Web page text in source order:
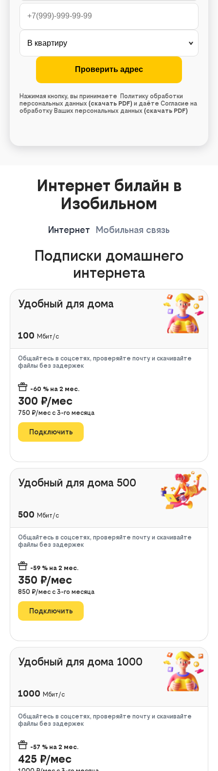
Нажимая кнопку, вы принимаете Политику обработки
персональных данных (скачать PDF) и даёте Согласие на
обработку Ваших персональных данных (скачать PDF)
Интернет билайн в
Изобильном
Интернет Мобильная связь
Подписки домашнего
интернета
Удобный для дома
100 Мбит/с
Общайтесь в соцсетях, проверяйте почту и скачивайте
файлы без задержек
-60 % на 2 мес.
300 ₽/мес
750 ₽/мес с 3-го месяца
Подключить
Удобный для дома 500
500 Мбит/с
Общайтесь в соцсетях, проверяйте почту и скачивайте
файлы без задержек
-59 % на 2 мес.
350 ₽/мес
850 ₽/мес с 3-го месяца
Подключить
Удобный для дома 1000
1000 Мбит/с
Общайтесь в соцсетях, проверяйте почту и скачивайте
файлы без задержек
-57 % на 2 мес.
425 ₽/мес